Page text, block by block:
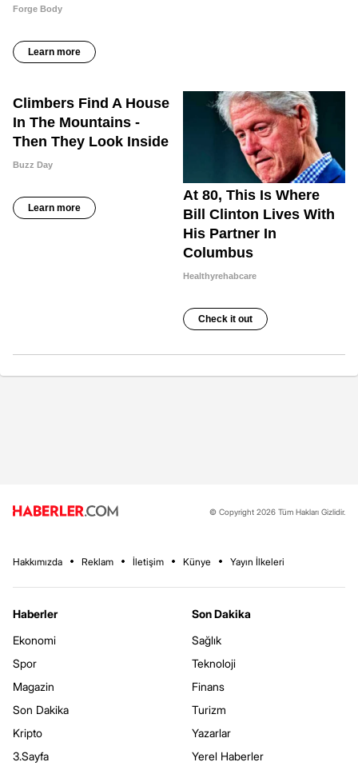
© Copyright 2026 Tüm Hakları Gizlidir.
Hakkımızda Reklam İletişim Künye Yayın İlkeleri
Haberler
Ekonomi
Spor
Magazin
Son Dakika
Kripto
3.Sayfa
Son Dakika
Sağlık
Teknoloji
Finans
Turizm
Yazarlar
Yerel Haberler